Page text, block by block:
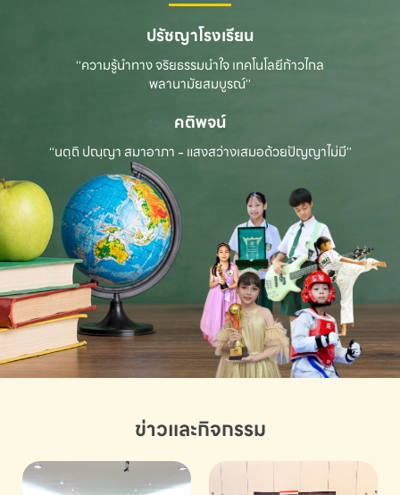
ปรัชญาโรงเรียน
“ความรู้นำทาง จริยธรรมนำใจ เทคโนโลยีก้าวไกล
พลานามัยสมบูรณ์”
คติพจน์
“นตฺถิ ปณฺญา สมาอาภา - แสงสว่างเสมอด้วยปัญญาไม่มี”
ข่าวและกิจกรรม